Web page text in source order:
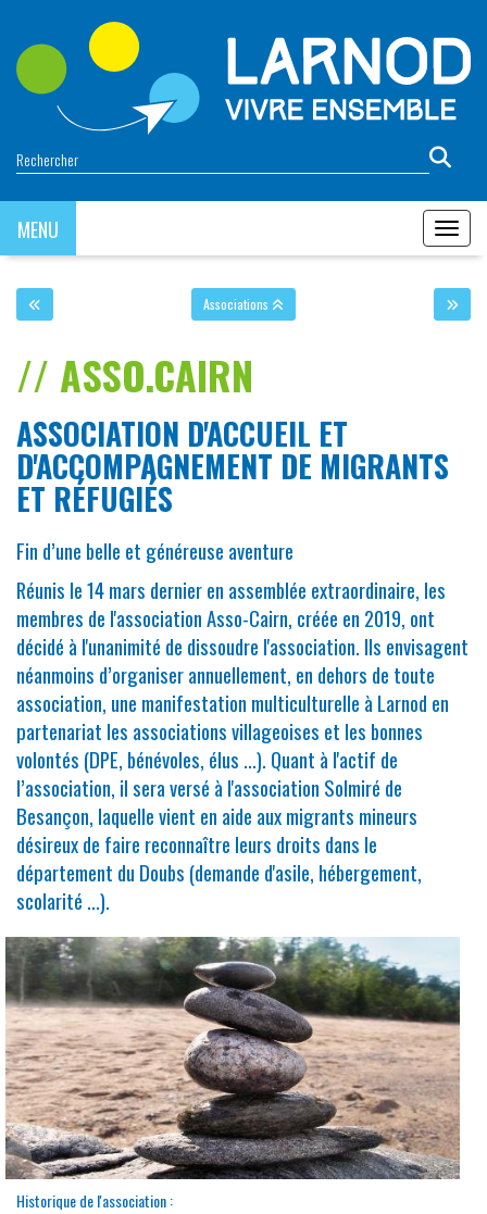
MENU
MENU
Associations
ASSO.CAIRN
ASSOCIATION D'ACCUEIL ET
D'ACCOMPAGNEMENT DE MIGRANTS
ET RÉFUGIÉS
Fin d’une belle et généreuse aventure
Réunis le 14 mars dernier en assemblée extraordinaire, les
membres de l'association Asso-Cairn, créée en 2019, ont
décidé à l'unanimité de dissoudre l'association. Ils envisagent
néanmoins d’organiser annuellement, en dehors de toute
association, une manifestation multiculturelle à Larnod en
partenariat les associations villageoises et les bonnes
volontés (DPE, bénévoles, élus ...). Quant à l'actif de
l’association, il sera versé à l'association Solmiré de
Besançon, laquelle vient en aide aux migrants mineurs
désireux de faire reconnaître leurs droits dans le
département du Doubs (demande d'asile, hébergement,
scolarité ...).
Historique de l'association :